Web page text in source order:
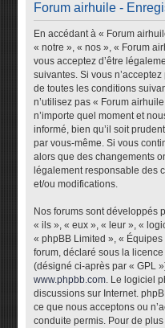
Forum airhuile -
En accédant à « Forum
« notre », « nos », « Forum
vous acceptez d’être
suivantes. Si vous
de toutes les conditions
n’utilisez pas « Forum
n’importe quel moment et
informé, bien qu’il soit
par vous-même. Si vous
alors que des changements
légalement responsable des
et/ou modifications.
Nos forums sont développés
« ils », « eux », « leur », «
« phpBB Limited », «
forum, déclaré sous la
(désigné ci-après par « GPL
www.phpbb.com. Le logiciel
discussions sur Internet.
ce que nous acceptons ou
conduite permis. Pour de